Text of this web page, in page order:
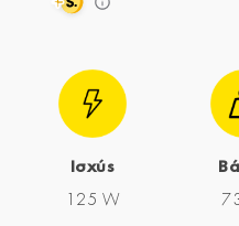
Ισχύς
125 W